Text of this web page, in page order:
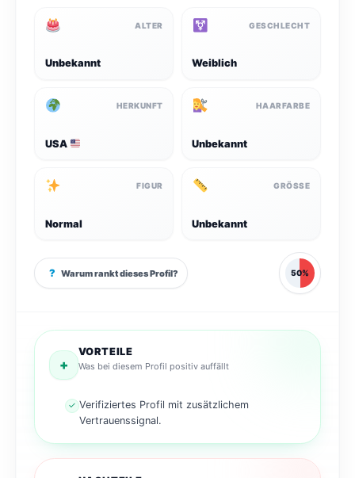
ALTER
Unbekannt
GESCHLECHT
Weiblich
HERKUNFT
USA
HAARFARBE
Unbekannt
FIGUR
Normal
GRÖSSE
Unbekannt
? Warum rankt dieses Profil? 50%
+
VORTEILE
Was bei diesem Profil positiv auffällt
✓ Verifiziertes Profil mit zusätzlichem
Vertrauenssignal.